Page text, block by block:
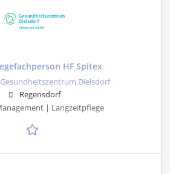
HF Spitex
Gesundheitszentrum Dielsdorf
Regensdorf
| Langzeitpflege